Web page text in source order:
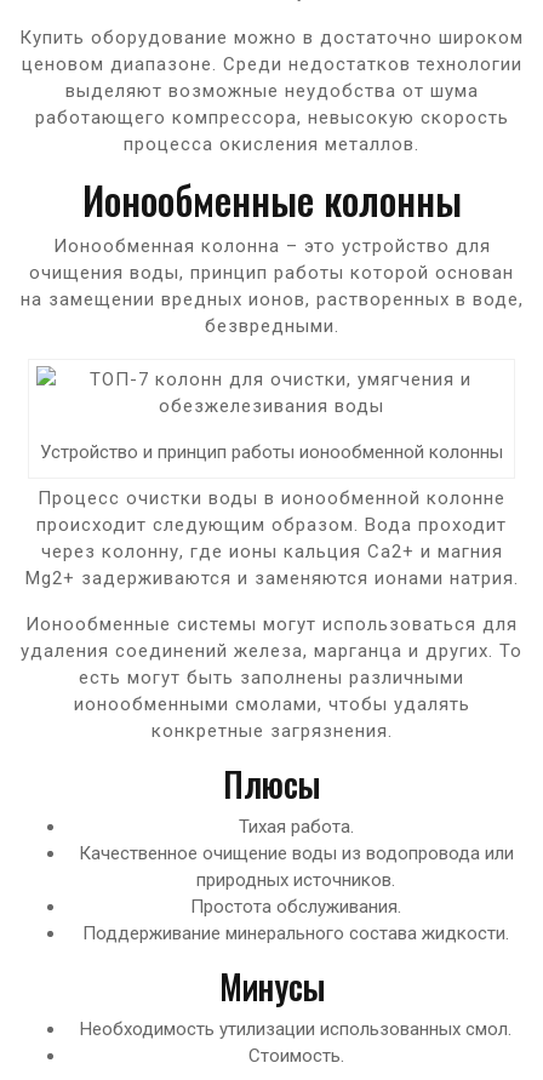
Купить оборудование можно в достаточно широком
ценовом диапазоне. Среди недостатков технологии
выделяют возможные неудобства от шума
работающего компрессора, невысокую скорость
процесса окисления металлов.
Ионообменные колонны
Ионообменная колонна – это устройство для
очищения воды, принцип работы которой основан
на замещении вредных ионов, растворенных в воде,
безвредными.
Устройство и принцип работы ионообменной колонны
Процесс очистки воды в ионообменной колонне
происходит следующим образом. Вода проходит
через колонну, где ионы кальция Ca2+ и магния
Mg2+ задерживаются и заменяются ионами натрия.
Ионообменные системы могут использоваться для
удаления соединений железа, марганца и других. То
есть могут быть заполнены различными
ионообменными смолами, чтобы удалять
конкретные загрязнения.
Плюсы
Тихая работа.
Качественное очищение воды из водопровода или
природных источников.
Простота обслуживания.
Поддерживание минерального состава жидкости.
Минусы
Необходимость утилизации использованных смол.
Стоимость.